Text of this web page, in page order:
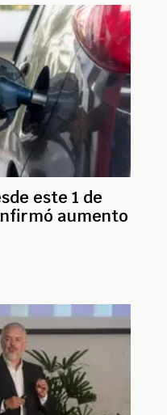
este 1 de
aumento